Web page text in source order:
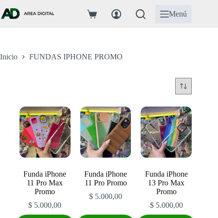
al
contenido
Carro
Menú
Inicio FUNDAS IPHONE PROMO
Funda iPhone
11 Pro Max
Promo
$ 5.000,00
Funda iPhone
11 Pro Promo
$ 5.000,00
Funda iPhone
13 Pro Max
Promo
$5.000,00